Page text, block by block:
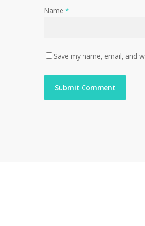
Name *
Save my name, email, and